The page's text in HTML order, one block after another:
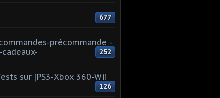
677
précommande -
252
sur [PS3-Xbox 360-Wii
126